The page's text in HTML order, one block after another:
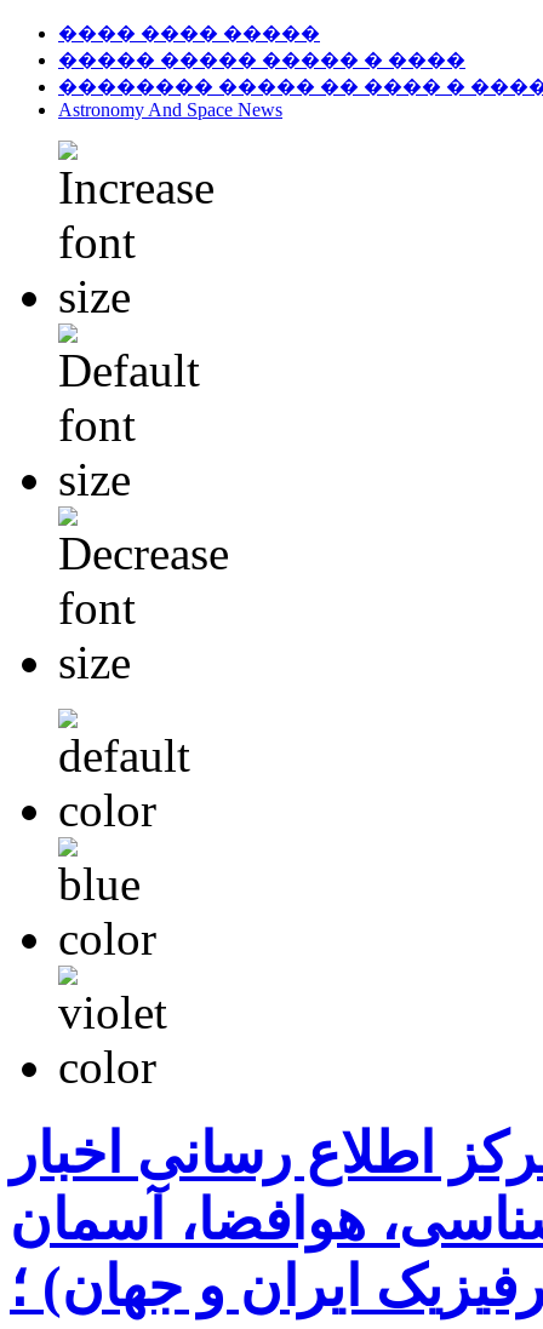
���� ���� �����
����� ����� ����� � ����
�������� ����� �� ���� �
Astronomy And Space News
اطلاع رسانی اخبار
هوافضا، آسمان
ایران و جهان) ؛